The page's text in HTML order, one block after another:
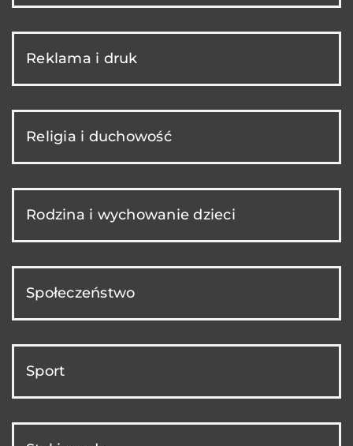
Reklama i druk
Religia i duchowość
Rodzina i wychowanie dzieci
Społeczeństwo
Sport